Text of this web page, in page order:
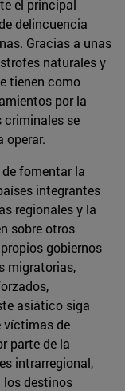
el principal
delincuencia
Gracias a unas
naturales y
tienen como
por la
criminales se
operar.
de fomentar la
integrantes
regionales y la
sobre otros
gobiernos
migratorias,
asiático siga
víctimas de
parte de la
intrarregional,
los destinos